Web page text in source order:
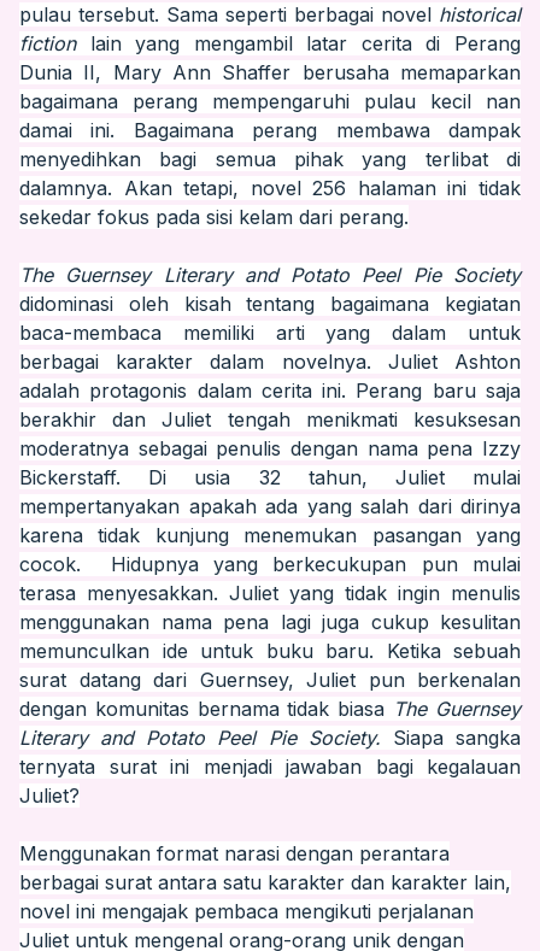
pulau tersebut. Sama seperti berbagai novel historical
fiction lain yang mengambil latar cerita di Perang
Dunia II, Mary Ann Shaffer berusaha memaparkan
bagaimana perang mempengaruhi pulau kecil nan
damai ini. Bagaimana perang membawa dampak
menyedihkan bagi semua pihak yang terlibat di
dalamnya. Akan tetapi, novel 256 halaman ini tidak
sekedar fokus pada sisi kelam dari perang.
The Guernsey Literary and Potato Peel Pie Society
didominasi oleh kisah tentang bagaimana kegiatan
baca-membaca memiliki arti yang dalam untuk
berbagai karakter dalam novelnya. Juliet Ashton
adalah protagonis dalam cerita ini. Perang baru saja
berakhir dan Juliet tengah menikmati kesuksesan
moderatnya sebagai penulis dengan nama pena Izzy
Bickerstaff. Di usia 32 tahun, Juliet mulai
mempertanyakan apakah ada yang salah dari dirinya
karena tidak kunjung menemukan pasangan yang
cocok. Hidupnya yang berkecukupan pun mulai
terasa menyesakkan. Juliet yang tidak ingin menulis
menggunakan nama pena lagi juga cukup kesulitan
memunculkan ide untuk buku baru. Ketika sebuah
surat datang dari Guernsey, Juliet pun berkenalan
dengan komunitas bernama tidak biasa The Guernsey
Literary and Potato Peel Pie Society. Siapa sangka
ternyata surat ini menjadi jawaban bagi kegalauan
Juliet?
Menggunakan format narasi dengan perantara
berbagai surat antara satu karakter dan karakter lain,
novel ini mengajak pembaca mengikuti perjalanan
Juliet untuk mengenal orang-orang unik dengan